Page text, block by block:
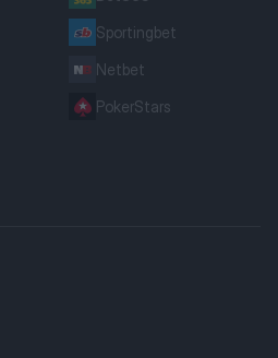
Sportingbet
Netbet
PokerStars